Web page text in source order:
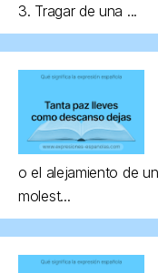
3. Tragar de una ...
o el alejamiento de
molest...